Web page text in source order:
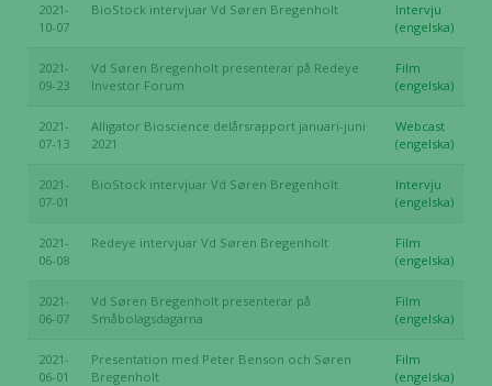
2021-
10-07
BioStock intervjuar Vd Søren Bregenholt
Intervju
(engelska)
2021-
09-23
Vd Søren Bregenholt presenterar på Redeye
Investor Forum
Film
(engelska)
2021-
07-13
Alligator Bioscience delårsrapport januari-juni
2021
Webcast
(engelska)
2021-
07-01
BioStock intervjuar Vd Søren Bregenholt
Intervju
(engelska)
2021-
06-08
Redeye intervjuar Vd Søren Bregenholt
Film
(engelska)
2021-
06-07
Vd Søren Bregenholt presenterar på
Småbolagsdagarna
Film
(engelska)
2021-
06-01
Presentation med Peter Benson och Søren
Bregenholt
Film
(engelska)